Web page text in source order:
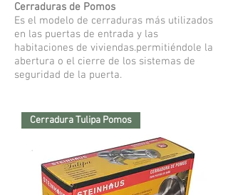
Cerraduras de Pomos
Es el modelo de cerraduras más utilizados
en las puertas de entrada y las
habitaciones de viviendas.permitiéndole la
abertura o el cierre de los sistemas de
seguridad de la puerta.
Cerradura Tulipa Pomos